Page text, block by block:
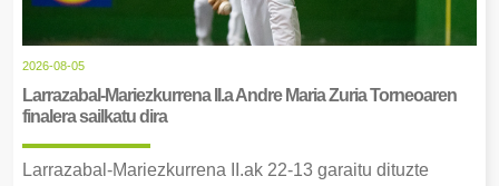
2026-08-05
Larrazabal-Mariezkurrena II.a Andre Maria Zuria Torneoaren
finalera sailkatu dira
Larrazabal-Mariezkurrena II.ak 22-13 garaitu dituzte